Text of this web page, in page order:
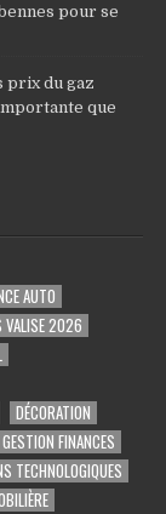
pour se
prix du gaz
que
AUTO
VALISE 2026
DÉCORATION
GESTION FINANCES
TECHNOLOGIQUES